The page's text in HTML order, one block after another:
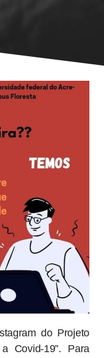
do Projeto
Covid-19”. Para